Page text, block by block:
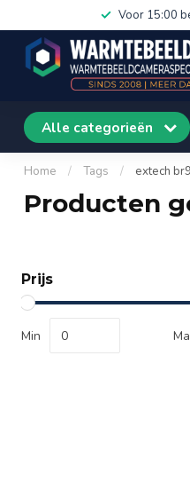
Voor 15:00
Alle categorieën
Home / Tags / extech
Producten
Prijs
Min